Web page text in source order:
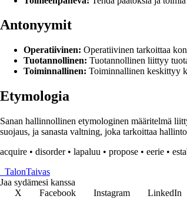
Antonyymit
Operatiivinen: Operatiivinen tarkoittaa
Tuotannollinen: Tuotannollinen liittyy
Toiminnallinen: Toiminnallinen keskittyy
Etymologia
Sanan hallinnollinen etymologinen määritelmä
suojaus, ja sanasta valtning, joka tarkoittaa
acquire • disorder• lapaluu • propose • eerie •
TalonTaivas
Jaa sydämesi kanssa
X
Facebook Instagram LinkedIn